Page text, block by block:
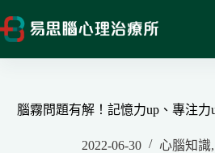
至
腦霧問題有解！記憶力up、專注力
2022-06-30 心腦知識,